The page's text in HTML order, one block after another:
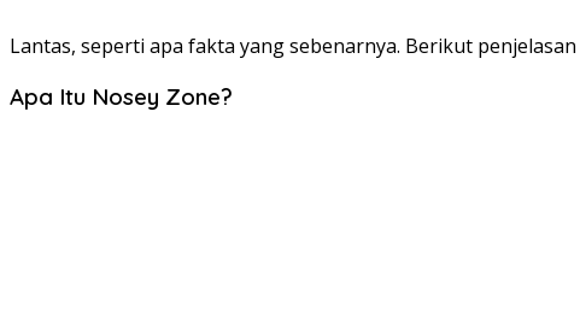
Lantas, seperti apa fakta yang sebenarnya. Berikut
Apa Itu Nosey Zone?